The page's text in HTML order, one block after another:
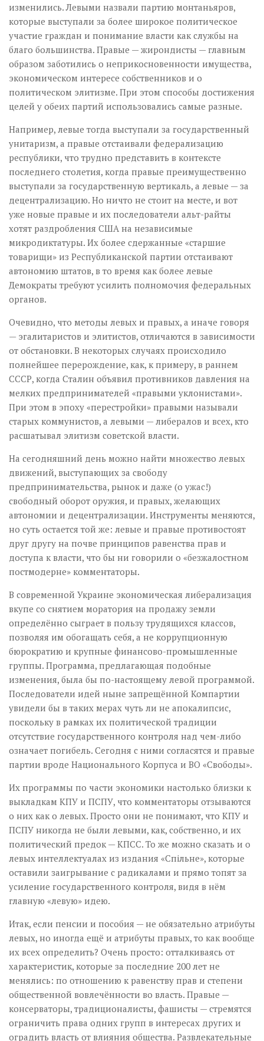
изменились. Левыми назвали партию монтаньяров,
которые выступали за более широкое политическое
участие граждан и понимание власти как службы на
благо большинства. Правые — жирондисты — главным
образом заботились о неприкосновенности имущества,
экономическом интересе собственников и о
политическом элитизме. При этом способы достижения
целей у обеих партий использовались самые разные.
Например, левые тогда выступали за государственный
унитаризм, а правые отстаивали федерализацию
республики, что трудно представить в контексте
последнего столетия, когда правые преимущественно
выступали за государственную вертикаль, а левые — за
децентрализацию. Но ничто не стоит на месте, и вот
уже новые правые и их последователи альт-райты
хотят раздробления США на независимые
микродиктатуры. Их более сдержанные «старшие
товарищи» из Республиканской партии отстаивают
автономию штатов, в то время как более левые
Демократы требуют усилить полномочия федеральных
органов.
Очевидно, что методы левых и правых, а иначе говоря
— эгалитаристов и элитистов, отличаются в зависимости
от обстановки. В некоторых случаях происходило
полнейшее перерождение, как, к примеру, в раннем
СССР, когда Сталин объявил противников давления на
мелких предпринимателей «правыми уклонистами».
При этом в эпоху «перестройки» правыми называли
старых коммунистов, а левыми — либералов и всех, кто
расшатывал элитизм советской власти.
На сегодняшний день можно найти множество левых
движений, выступающих за свободу
предпринимательства, рынок и даже (о ужас!)
свободный оборот оружия, и правых, желающих
автономии и децентрализации. Инструменты меняются,
но суть остается той же: левые и правые противостоят
друг другу на почве принципов равенства прав и
доступа к власти, что бы ни говорили о «безжалостном
постмодерне» комментаторы.
В современной Украине экономическая либерализация
вкупе со снятием моратория на продажу земли
определённо сыграет в пользу трудящихся классов,
позволяя им обогащать себя, а не коррупционную
бюрократию и крупные финансово-промышленные
группы. Программа, предлагающая подобные
изменения, была бы по-настоящему левой программой.
Последователи идей ныне запрещённой Компартии
увидели бы в таких мерах чуть ли не апокалипсис,
поскольку в рамках их политической традиции
отсутствие государственного контроля над чем-либо
означает погибель. Сегодня с ними согласятся и правые
партии вроде Национального Корпуса и ВО «Свободы».
Их программы по части экономики настолько близки к
выкладкам КПУ и ПСПУ, что комментаторы отзываются
о них как о левых. Просто они не понимают, что КПУ и
ПСПУ никогда не были левыми, как, собственно, и их
политический предок — КПСС. То же можно сказать и о
левых интеллектуалах из издания «Спільне», которые
оставили заигрывание с радикалами и прямо топят за
усиление государственного контроля, видя в нём
главную «левую» идею.
Итак, если пенсии и пособия — не обязательно атрибуты
левых, но иногда ещё и атрибуты правых, то как вообще
их всех определить? Очень просто: отталкиваясь от
характеристик, которые за последние 200 лет не
менялись: по отношению к равенству прав и степени
общественной вовлечённости во власть. Правые —
консерваторы, традиционалисты, фашисты — стремятся
ограничить права одних групп в интересах других и
оградить власть от влияния общества. Развлекательные